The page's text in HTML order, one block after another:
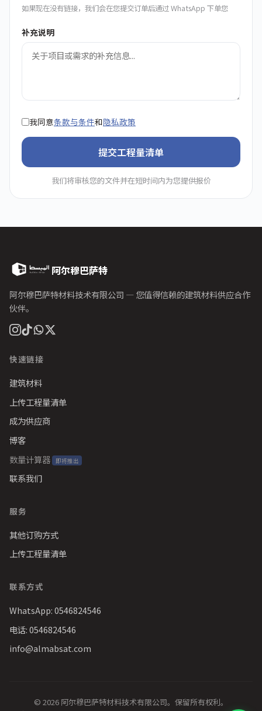
如果现在没有链接，我们会在您提交订单后通过 WhatsApp 下单您
补充说明
我同意条款与条件和隐私政策
提交工程量清单
我们将审核您的文件并在短时间内为您提供报价
阿尔穆巴萨特
阿尔穆巴萨特材料技术有限公司 — 您值得信赖的建筑材料供应合作
伙伴。
快速链接
建筑材料
上传工程量清单
成为供应商
博客
数量计算器
即将推出
联系我们
服务
其他订购方式
上传工程量清单
联系方式
WhatsApp: 0546824546
电话: 0546824546
info@almabsat.com
© 2026 阿尔穆巴萨特材料技术有限公司。保留所有权利。